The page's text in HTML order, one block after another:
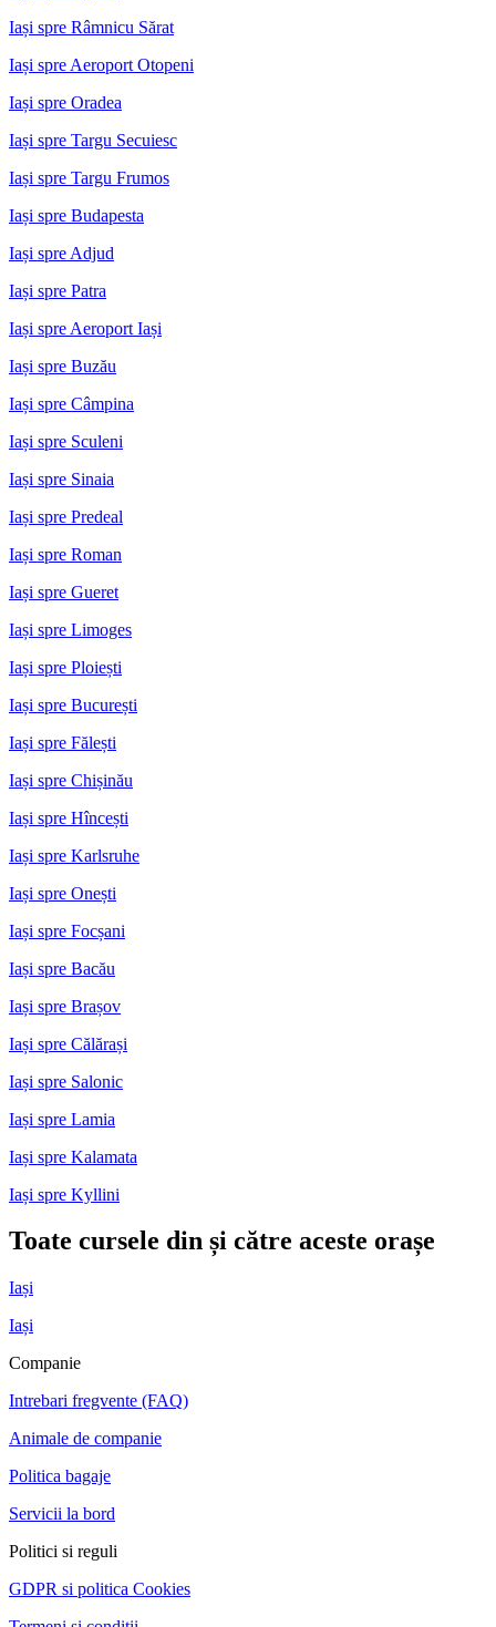
Iași spre Râmnicu Sărat
Iași spre Aeroport Otopeni
Iași spre Oradea
Iași spre Targu Secuiesc
Iași spre Targu Frumos
Iași spre Budapesta
Iași spre Adjud
Iași spre Patra
Iași spre Aeroport Iași
Iași spre Buzău
Iași spre Câmpina
Iași spre Sculeni
Iași spre Sinaia
Iași spre Predeal
Iași spre Roman
Iași spre Gueret
Iași spre Limoges
Iași spre Ploiești
Iași spre București
Iași spre Fălești
Iași spre Chișinău
Iași spre Hîncești
Iași spre Karlsruhe
Iași spre Onești
Iași spre Focșani
Iași spre Bacău
Iași spre Brașov
Iași spre Călărași
Iași spre Salonic
Iași spre Lamia
Iași spre Kalamata
Iași spre Kyllini
Toate cursele din și către aceste orașe
Iași
Iași
Companie
Intrebari fregvente (FAQ)
Animale de companie
Politica bagaje
Servicii la bord
Politici si reguli
GDPR si politica Cookies